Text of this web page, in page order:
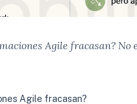
Agile fracasan? No
Agile fracasan?